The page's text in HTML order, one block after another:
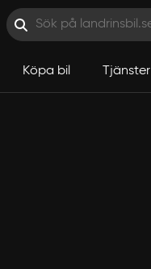
Köpa bil Tjänster